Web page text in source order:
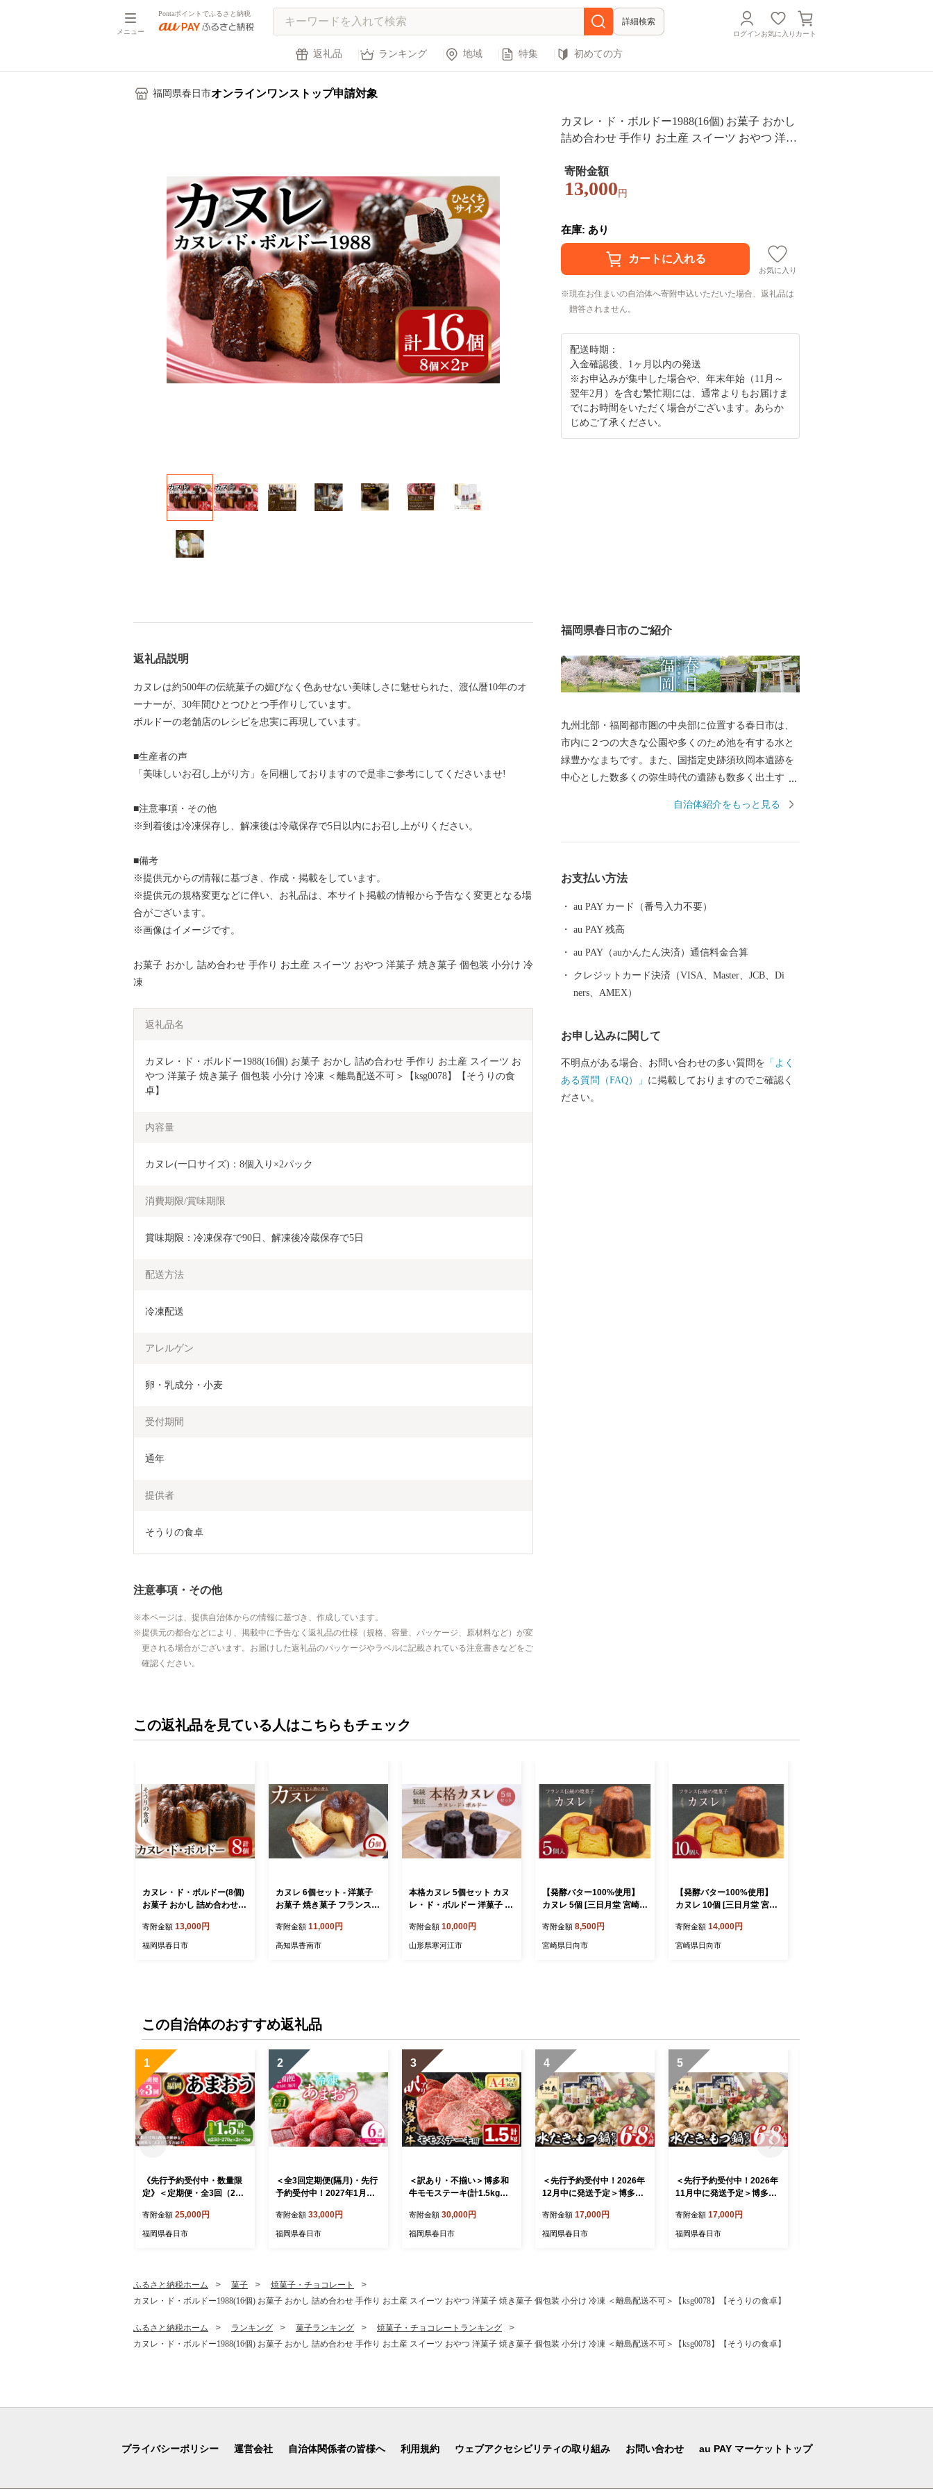
メニュー
Pontaポイントでふるさと納税
詳細検索
ログインお気に入り カート
返礼品 ランキング 地域 特集 初めての方
福岡県春日市オンラインワンストップ申請対象
カヌレ・ド・ボルドー1988(16個) お菓子 おかし
詰め合わせ 手作り お土産 スイーツ おやつ 洋菓
＞【ksg0078】【そうりの食卓】
寄附金額
13,000 円
在庫: あり
お気に入り
現在お住まいの自治体へ寄附申込いただいた場合、返礼品は
贈答されません。
配送時期：
入金確認後、1ヶ月以内の発送
※お申込みが集中した場合や、年末年始（11月～
翌年2月）を含む繁忙期には、通常よりもお届けま
でにお時間をいただく場合がございます。あらか
じめご了承ください。
返礼品説明
カヌレは約500年の伝統菓子の媚びなく色あせない美味しさに魅せられた、渡仏暦10年のオ
ーナーが、30年間ひとつひとつ手作りしています。
ボルドーの老舗店のレシピを忠実に再現しています。
■生産者の声
「美味しいお召し上がり方」を同梱しておりますので是非ご参考にしてくださいませ!
■注意事項・その他
※到着後は冷凍保存し、解凍後は冷蔵保存で5日以内にお召し上がりください。
■備考
※提供元からの情報に基づき、作成・掲載をしています。
※提供元の規格変更などに伴い、お礼品は、本サイト掲載の情報から予告なく変更となる場
合がございます。
※画像はイメージです。
お菓子 おかし 詰め合わせ 手作り お土産 スイーツ おやつ 洋菓子 焼き菓子 個包装 小分け 冷
凍
返礼品名
カヌレ・ド・ボルドー1988(16個) お菓子 おかし 詰め合わせ 手作り お土産 スイーツ お
やつ 洋菓子 焼き菓子 個包装 小分け 冷凍 ＜離島配送不可＞【ksg0078】【そうりの食
卓】
内容量
カヌレ(一口サイズ)：8個入り×2パック
消費期限/賞味期限
賞味期限：冷凍保存で90日、解凍後冷蔵保存で5日
配送方法
冷凍配送
アレルゲン
卵・乳成分・小麦
受付期間
通年
提供者
そうりの食卓
注意事項・その他
本ページは、提供自治体からの情報に基づき、作成しています。
提供元の都合などにより、掲載中に予告なく返礼品の仕様（規格、容量、パッケージ、原材料など）が変
更される場合がございます。お届けした返礼品のパッケージやラベルに記載されている注意書きなどをご
確認ください。
福岡県春日市のご紹介
九州北部・福岡都市圏の中央部に位置する春日市は、
市内に２つの大きな公園や多くのため池を有する水と
緑豊かなまちです。また、国指定史跡須玖岡本遺跡を
中心とした数多くの弥生時代の遺跡も数多く出土する
評価を得ている学校・家庭・地域が一体となって子ど
自治体紹介をもっと見る
お支払い方法
au PAY カード（番号入力不要）
au PAY 残高
au PAY（auかんたん決済）通信料金合算
クレジットカード決済（VISA、Master、JCB、Di
ners、AMEX）
お申し込みに関して
不明点がある場合、お問い合わせの多い質問を 「よく
ある質問（FAQ）」 に掲載しておりますのでご確認く
ださい。
この返礼品を見ている人はこちらもチェック
カヌレ・ド・ボルドー(8個)
お菓子 おかし 詰め合わせ
やつ 洋菓子 焼き菓子 個包
装 小分け 冷凍＜離島配送不
寄附金額 13,000円
福岡県春日市
カヌレ 6個セット - 洋菓子
お菓子 焼き菓子 フランス菓
ト カヌレ・ド・ボルドー お
やつ mongo mongo 高知県
寄附金額 11,000円
高知県香南市
本格カヌレ 5個セット カヌ
レ・ド・ボルドー 洋菓子 お
ーツ デザート おやつ 山形
ブールシャンティー 010-
寄附金額 10,000円
山形県寒河江市
【発酵バター100%使用】
カヌレ 5個 [三日月堂 宮崎県
菓子 スイーツ お菓子 焼菓
子 おかし 洋菓子 デザート
寄附金額 8,500円
宮崎県日向市
【発酵バター100%使用】
カヌレ 10個 [三日月堂 宮崎
装 菓子 スイーツ お菓子 焼
菓子 おかし 洋菓子 デザー
寄附金額 14,000円
宮崎県日向市
この自治体のおすすめ返礼品
1
《先行予約受付中・数量限
定》＜定期便・全3回（2
月からお届け！いちご定期
便 あまおう(総重量約1.5k
可＞【ksg1676】【THE FA
寄附金額 25,000円
福岡県春日市
2
＜全3回定期便(隔月)・先行
予約受付中！2027年1月中
あまおう (計6kg:2kg×3回)
いちご イチゴ 苺 あまおう
冷凍フルーツ ＜離島配送不
農園】
寄附金額 33,000円
福岡県春日市
3
＜訳あり・不揃い＞博多和
牛モモステーキ(計1.5kg・1
産 モモ肉 ステーキ BBQ 小
分け ＜離島配送不可＞【ks
寄附金額 30,000円
福岡県春日市
4
＜先行予約受付中！2026年
12月中に発送予定＞博多華
(6～8人前)モツ鍋 水炊き 鶏
肉 鳥肉 とりにく 牛 ホルモ
亭 博多華味鳥】
寄附金額 17,000円
福岡県春日市
5
＜先行予約受付中！2026年
11月中に発送予定＞博多華
(6～8人前)モツ鍋 水炊き 鶏
肉 鳥肉 とりにく 牛 ホルモ
亭 博多華味鳥】
寄附金額 17,000円
福岡県春日市
ふるさと納税ホーム 菓子
焼菓子・チョコレート
カヌレ・ド・ボルドー1988(16個) お菓子 おかし 詰め合わせ 手作り お土産 スイーツ おやつ 洋菓子 焼き菓子 個包装 小分け 冷凍 ＜離島配送不可＞【ksg0078】【そうりの食卓】
ふるさと納税ホーム ランキング 菓子ランキング
焼菓子・チョコレートランキング
カヌレ・ド・ボルドー1988(16個) お菓子 おかし 詰め合わせ 手作り お土産 スイーツ おやつ 洋菓子 焼き菓子 個包装 小分け 冷凍 ＜離島配送不可＞【ksg0078】【そうりの食卓】
プライバシーポリシー 運営会社 自治体関係者の皆様へ 利用規約 ウェブアクセシビリティの取り組み お問い合わせ au PAY マーケットトップ